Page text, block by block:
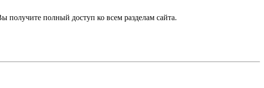
получите полный доступ ко всем разделам сайта.